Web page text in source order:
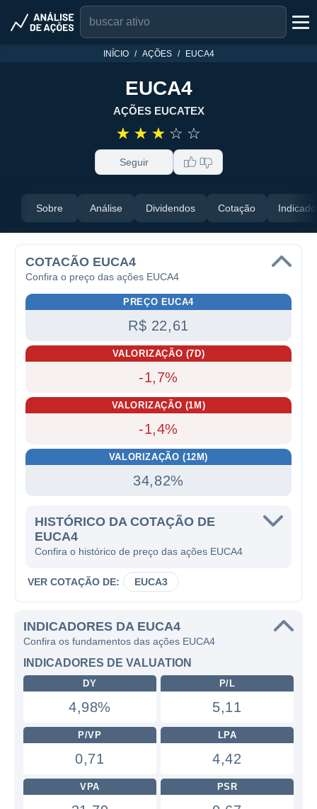
INÍCIO AÇÕES EUCA4
EUCA4
AÇÕES EUCATEX
☆ ☆ ☆ ☆ ☆
Seguir
Sobre Análise Dividendos Cotação
COTACÃO EUCA4
Confira o preço das ações EUCA4
PREÇO EUCA4
R$ 22,61
VALORIZAÇÃO (7D)
-1,7%
VALORIZAÇÃO (1M)
-1,4%
VALORIZAÇÃO (12M)
34,82%
HISTÓRICO DA COTAÇÃO DE
EUCA4
Confira o histórico de preço das ações EUCA4
VER COTAÇÃO DE: EUCA3
INDICADORES DA EUCA4
Confira os fundamentos das ações EUCA4
INDICADORES DE VALUATION
DY
4,98%
P/L
5,11
P/VP
0,71
LPA
4,42
VPA PSR